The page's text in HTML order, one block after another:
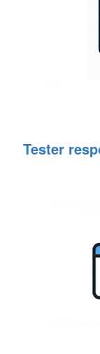
Tester